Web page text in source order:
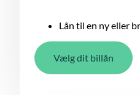
Lån til en ny eller
Vælg dit billån